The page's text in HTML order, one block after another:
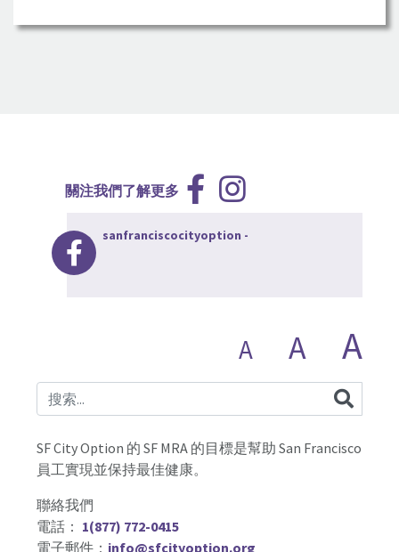
關注我們了解更多
sanfranciscocityoption -
A A A
SF City Option 的 SF MRA 的目標是幫助 San Francisco
員工實現並保持最佳健康。
聯絡我們
電話： 1(877) 772-0415
電子郵件： info@sfcityoption.org